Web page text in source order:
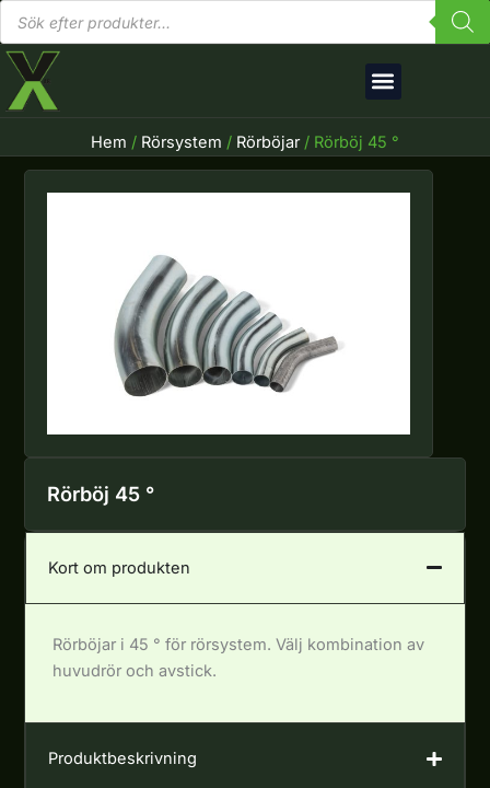
Hoppa
till
innehåll
Hem / Rörsystem / Rörböjar/ Rörböj 45 °
Rörböj 45 °
Kort om produkten
Rörböjar i 45 ° för rörsystem. Välj kombination av
huvudrör och avstick.
Produktbeskrivning